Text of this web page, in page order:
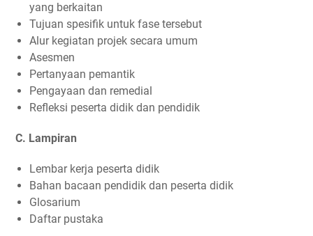
yang berkaitan
Tujuan spesifik untuk fase tersebut
Alur kegiatan projek secara umum
Asesmen
Pertanyaan pemantik
Pengayaan dan remedial
Refleksi peserta didik dan pendidik
C. Lampiran
Lembar kerja peserta didik
Bahan bacaan pendidik dan peserta didik
Glosarium
Daftar pustaka